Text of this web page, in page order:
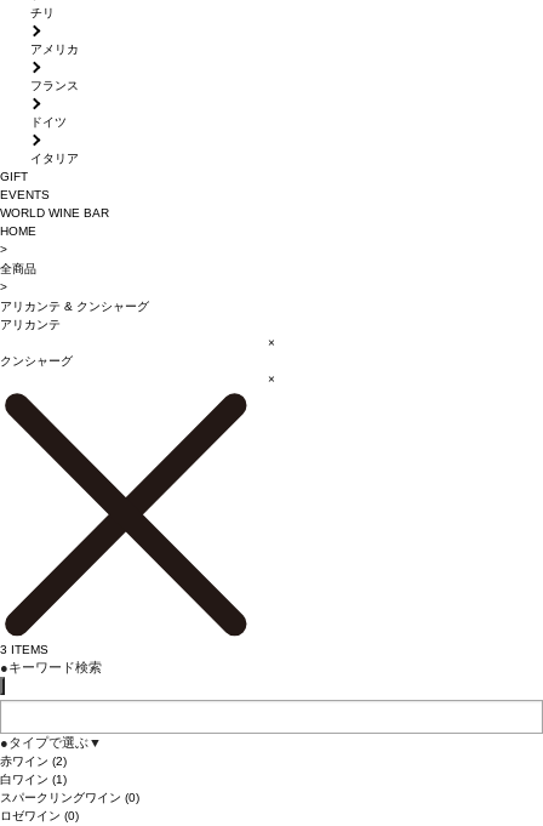
チリ
アメリカ
フランス
ドイツ
イタリア
GIFT
EVENTS
WORLD WINE BAR
HOME
>
全商品
>
アリカンテ & クンシャーグ
アリカンテ
×
クンシャーグ
×
3 ITEMS
●キーワード検索
●タイプで選ぶ▼
赤ワイン (2)
白ワイン (1)
スパークリングワイン (0)
ロゼワイン (0)